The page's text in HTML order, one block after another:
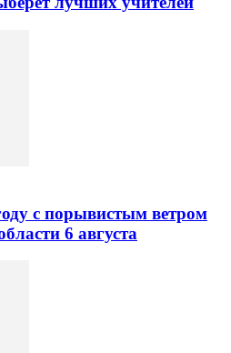
с порывистым ветром
6 августа